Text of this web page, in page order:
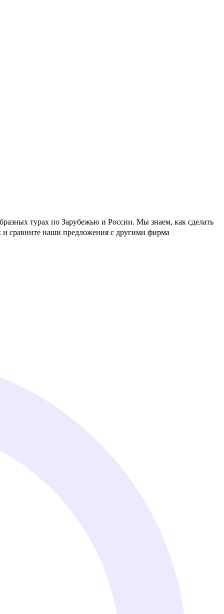
по Зарубежью и России. Мы знаем, как сделать
наши предложения с другими фирма